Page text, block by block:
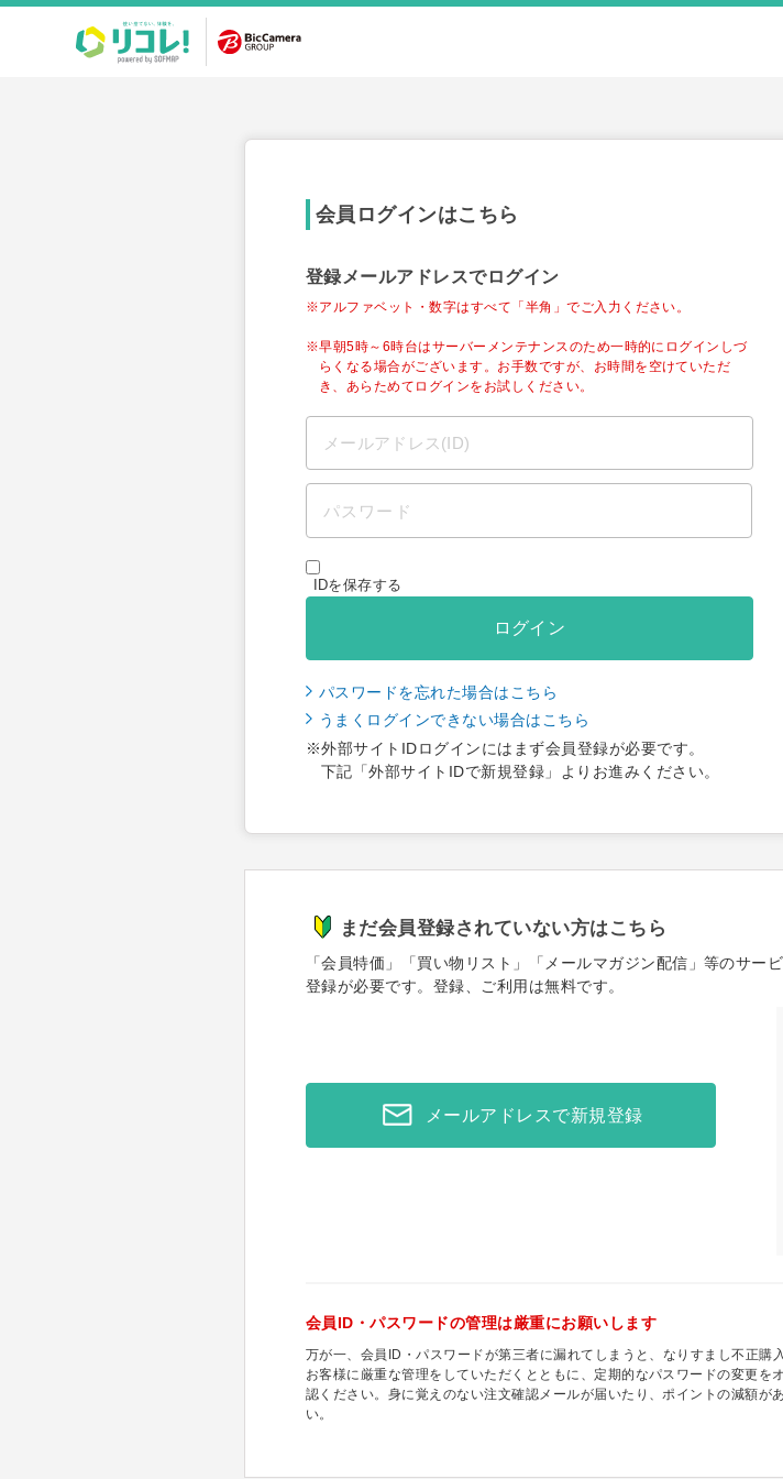
会員ログインはこちら
登録メールアドレスでログイン
※アルファベット・数字はすべて「半角」でご入力ください。
※早朝5時～6時台はサーバーメンテナンスのため一時的にログインしづ
らくなる場合がございます。お手数ですが、お時間を空けていただ
き、あらためてログインをお試しください。
IDを保存する
ログイン
パスワードを忘れた場合はこちら
うまくログインできない場合はこちら
※外部サイトIDログインにはまず会員登録が必要です。
下記「外部サイトIDで新規登録」よりお進みください。
まだ会員登録されていない方はこちら
「会員特価」「買い物リスト」「メールマガジン配信」等のサ
登録が必要です。登録、ご利用は無料です。
メールアドレスで新規登録
会員ID・パスワードの管理は厳重にお願いします
万が一、会員ID・パスワードが第三者に漏れてしまうと、なりすまし不正購
お客様に厳重な管理をしていただくとともに、定期的なパスワードの変更を
認ください。身に覚えのない注文確認メールが届いたり、ポイントの減額が
い。